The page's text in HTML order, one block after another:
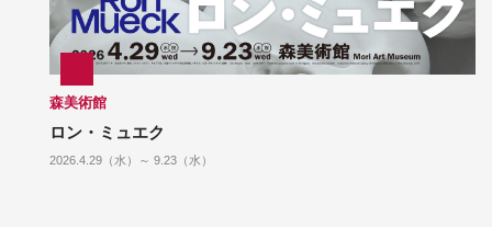
森美術館
ロン・ミュエク
2026.4.29（水）～ 9.23（水）